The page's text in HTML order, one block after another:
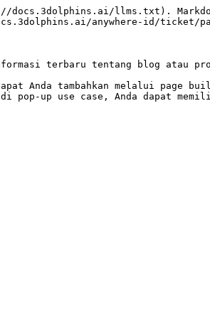
llms.txt).
anywhere-id/ticket/
terbaru tentang blog atau
Anda tambahkan melalui page
di pop-up use case, Anda dapat